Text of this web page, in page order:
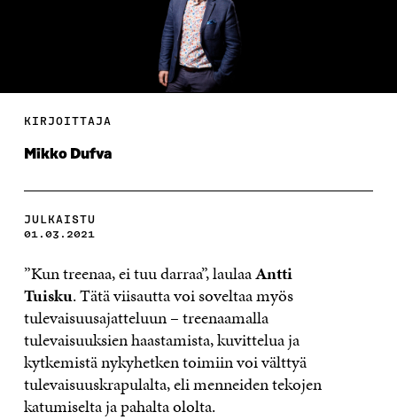
KIRJOITTAJA
Mikko Dufva
JULKAISTU
01.03.2021
”Kun treenaa, eituudarraa”, laulaaAntti
Tuisku.Tätä viisauttavoisoveltaa myös
tulevaisuusajatteluun –treenaamalla
tulevaisuuksien haastamista, kuvittelua ja
kytkemistä nykyhetken toimiin voi välttyä
tulevaisuuskrapulalta, eli menneiden tekojen
katumiselta ja pahalta ololta.